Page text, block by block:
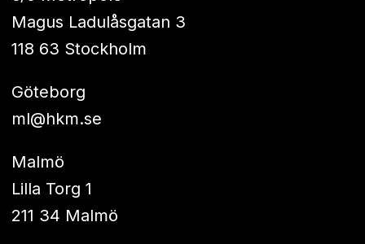
Magus Ladulåsgatan 3
118 63 Stockholm
Göteborg
ml@hkm.se
Malmö
Lilla Torg 1
211 34 Malmö